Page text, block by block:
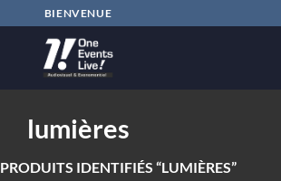
BIENVENUE
lumières
PRODUITS IDENTIFIÉS “LUMIÈRES”